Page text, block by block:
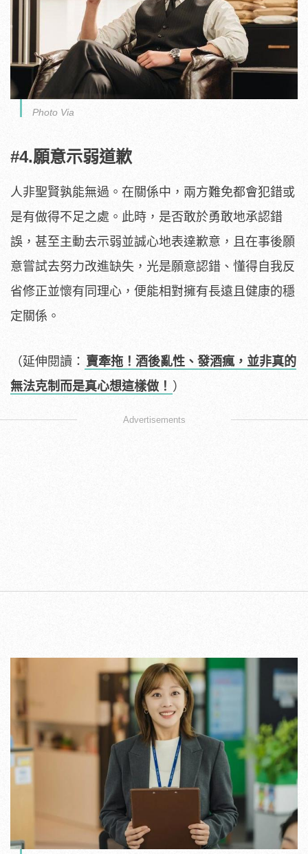
Photo Via
#4.願意示弱道歉
人非聖賢孰能無過。在關係中，兩方難免都會犯錯或
是有做得不足之處。此時，是否敢於勇敢地承認錯
誤，甚至主動去示弱並誠心地表達歉意，且在事後願
意嘗試去努力改進缺失，光是願意認錯、懂得自我反
省修正並懷有同理心，便能相對擁有長遠且健康的穩
定關係。
（延伸閱讀： 賣牽拖！酒後亂性、發酒瘋，並非真的
無法克制而是真心想這樣做！ ）
Advertisements